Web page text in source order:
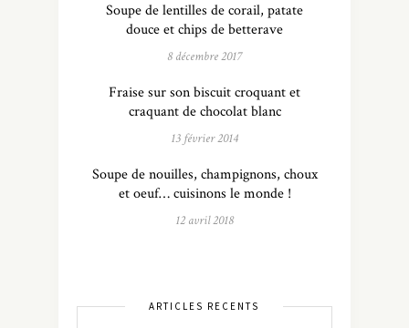
Soupe de lentilles de corail, patate
douce et chips de betterave
8 décembre 2017
Fraise sur son biscuit croquant et
craquant de chocolat blanc
13 février 2014
Soupe de nouilles, champignons, choux
et oeuf… cuisinons le monde !
12 avril 2018
ARTICLES RÉCENTS